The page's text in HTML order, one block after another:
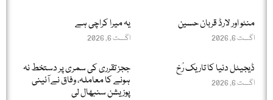
منٹو اور لارڈ قربان حسین
اگست 6, 2026
یہ میرا کراچی ہے
اگست 6, 2026
ڈیجیٹل دنیا کا تاریک رُخ
اگست 6, 2026
ججز تقرری کی سمری پر دستخط نہ
ہونے کا معاملہ، وفاق نے آئینی
پوزیشن سنبھال لی